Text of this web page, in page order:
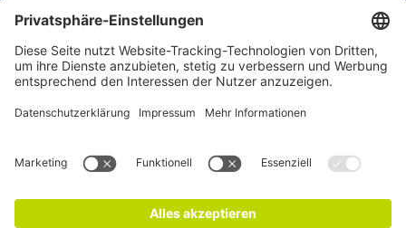
Code of conduct
Social Links
Newsletter